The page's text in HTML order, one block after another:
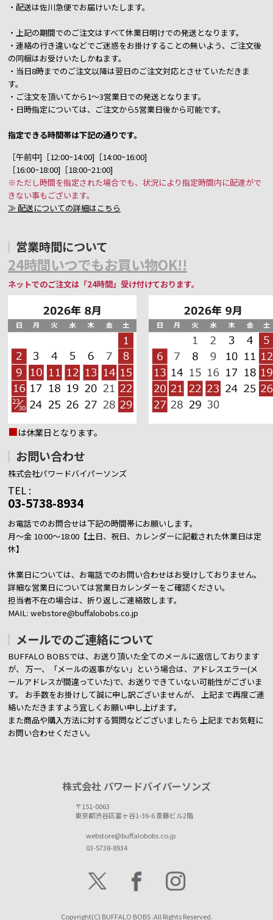
・配送は佐川急便でお届けいたします。
・上記の期間でのご注文はすべて休業日明けでの発送となります。
・連絡の行き違いなどでご迷惑をお掛けすることの無いよう、ご注文後
の同梱はお受けいたしかねます。
・当日8時までのご注文以降は翌日のご注文対応とさせていただきま
す。
・ご注文を頂いてから1～3営業日での発送となります。
・日時指定については、ご注文から5営業日後から可能です。
指定できる時間帯は下記の通りです。
［午前中]［12:00~14:00]［14:00~16:00]
［16:00~18:00]［18:00~21:00]
※ただし時間を指定された場合でも、状況により指定時間内に配達がで
きない事もございます。
≫ 配送についての詳細はこちら
営業時間について
24時間いつでもお買い物OK!!
ネットでのご注文は「24時間」受け付けております。
■は休業日となります。
お問い合わせ
株式会社パワードバイパーソンズ
TEL :
03-5738-8934
お電話でのお問合せは下記の時間帯にお願いします。
月～金 10:00～18:00【土日、祝日、カレンダーに記載された休業日は定
休】
休業日については、お電話でのお問い合わせはお受けしておりません。
詳細な営業日については営業日カレンダーをご確認ください。
担当者不在の場合は、折り返しご連絡致します。
MAIL: webstore@buffalobobs.co.jp
メールでのご連絡について
BUFFALO BOBSでは、お送り頂いた全てのメールに返信しております
が、 万一、「メールの返事がない」という場合は、アドレスエラー(メ
ールアドレスが間違っていた)で、お送りできていない可能性がございま
す。 お手数をお掛けして誠に申し訳ございませんが、 上記まで再度ご連
絡いただきますよう宜しくお願い申し上げます。
また商品や購入方法に対する質問などございましたら上記までお気軽に
お問い合わせください。
株式会社 パワードバイパーソンズ
〒151-0063
東京都渋谷区富ヶ谷1-36-6 斎藤ビル2階
webstore@buffalobobs.co.jp
03-5738-8934
Copyright(C) BUFFALO BOBS .All Rights Reserved.